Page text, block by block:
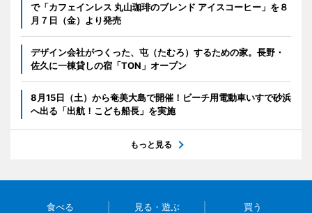
で「カフェインレス 丸山珈琲のブレンド アイスコーヒー」を８
月７日（金）より発売
デザイン会社がつくった、屯（たむろ）するための家。長野・
佐久に一棟貸しの宿「TON」オープン
8月15日（土）から奄美大島で開催！ビーチ用電動車いすで砂浜
へ出る「出航！こども船長」を実施
もっと見る
食べる 見る・遊ぶ 買う